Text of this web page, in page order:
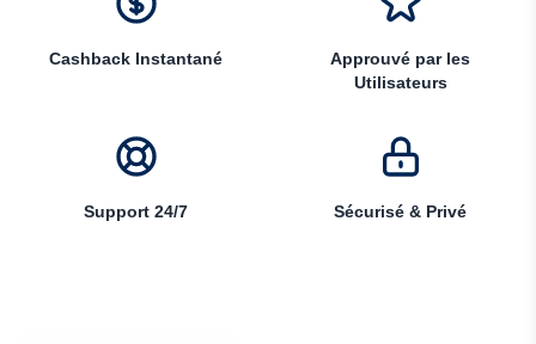
Cashback Instantané
Approuvé par les
Utilisateurs
Support 24/7 Sécurisé & Privé